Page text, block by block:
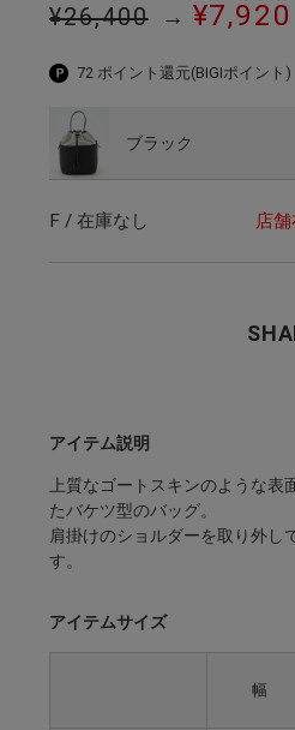
¥26,400 → ¥7,920
72 ポイント還元(BIGIポイント)
ブラック
F / 在庫なし 店
アイテム説明
上質なゴートスキンのような
たバケツ型のバッグ。
肩掛けのショルダーを取り外し
す。
アイテムサイズ
幅